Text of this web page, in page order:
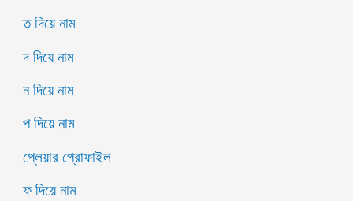
ত দিয়ে নাম
দ দিয়ে নাম
ন দিয়ে নাম
প দিয়ে নাম
প্লেয়ার প্রোফাইল
ফ দিয়ে নাম